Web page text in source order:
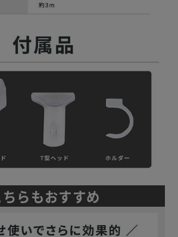
ちらもおすすめ